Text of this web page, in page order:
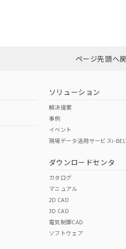
ダウンロードはこちら
で未対応品が混在する可能性があり
わせください。
（日本
（アメリ
その他の
ページ先頭へ
ソリューション
解決提案
事例
イベント
現場データ活用サービスi-
ダウンロードセンタ
カタログ
マニュアル
2D CAD
3D CAD
電気制御CAD
ソフトウェア